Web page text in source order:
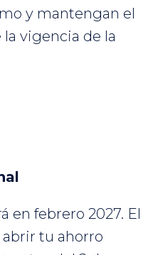
y mantengan el
vigencia de la
en febrero 2027. El
tu ahorro